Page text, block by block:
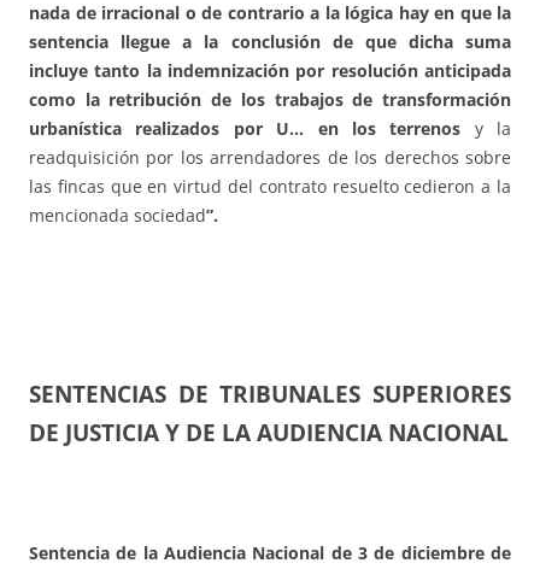
nada de irracional o de contrario a la lógica hay en que la
sentencia llegue a la conclusión de que dicha suma
incluye tanto la indemnización por resolución anticipada
como la retribución de los trabajos de transformación
urbanística realizados por U… en los terrenos y la
readquisición por los arrendadores de los derechos sobre
las fincas que en virtud del contrato resuelto cedieron a la
mencionada sociedad”.
SENTENCIAS DE TRIBUNALES SUPERIORES
DE JUSTICIA Y DE LA AUDIENCIA NACIONAL
Sentencia de la Audiencia Nacional de 3 de diciembre de